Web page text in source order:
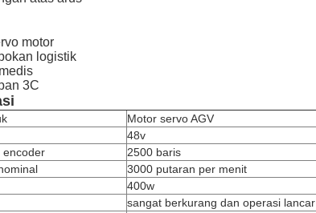
motor
logistik
3C
Motor servo AGV
48v
encoder
2500 baris
3000 putaran per menit
400w
sangat berkurang dan operasi lancar